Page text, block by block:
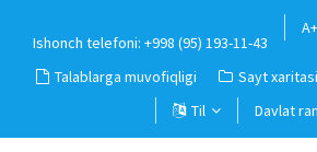
Ishonch telefoni: +998 (95) 193-11-43
A+
Talablarga muvofiqligi Sayt xaritasi
Til
Davlat